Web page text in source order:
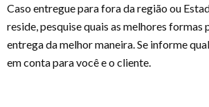
Caso entregue para fora da região ou
reside, pesquise quais as melhores formas
entrega da melhor maneira. Se informe
em conta para você e o cliente.